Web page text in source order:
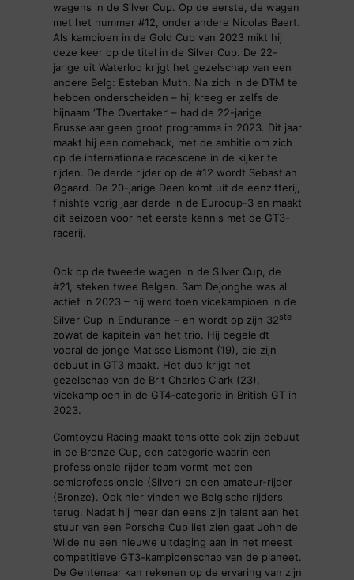
wagens in de Silver Cup. Op de eerste, de wagen
met het nummer #12, onder andere Nicolas Baert.
Als kampioen in de Gold Cup van 2023 mikt hij
deze keer op de titel in de Silver Cup. De 22-
jarige uit Waterloo krijgt het gezelschap van een
andere Belg: Esteban Muth. Na zich in de DTM te
hebben onderscheiden – hij kreeg er zelfs de
bijnaam ‘The Overtaker’ – had de 22-jarige
Brusselaar geen groot programma in 2023. Dit jaar
maakt hij een comeback, met de ambitie om zich
op de internationale racescene in de kijker te
rijden. De derde rijder op de #12 wordt Sebastian
Øgaard. De 20-jarige Deen komt uit de eenzitterij,
finishte vorig jaar derde in de Eurocup-3 en maakt
dit seizoen voor het eerste kennis met de GT3-
racerij.
Ook op de tweede wagen in de Silver Cup, de
#21, steken twee Belgen. Sam Dejonghe was al
actief in 2023 – hij werd toen vicekampioen in de
Silver Cup in Endurance – en wordt op zijn 32ste
zowat de kapitein van het trio. Hij begeleidt
vooral de jonge Matisse Lismont (19), die zijn
debuut in GT3 maakt. Het duo krijgt het
gezelschap van de Brit Charles Clark (23),
vicekampioen in de GT4-categorie in British GT in
2023.
Comtoyou Racing maakt tenslotte ook zijn debuut
in de Bronze Cup, een categorie waarin een
professionele rijder team vormt met een
semiprofessionele (Silver) en een amateur-rijder
(Bronze). Ook hier vinden we Belgische rijders
terug. Nadat hij meer dan eens zijn talent aan het
stuur van een Porsche Cup liet zien gaat John de
Wilde nu een nieuwe uitdaging aan in het meest
competitieve GT3-kampioenschap van de planeet.
De Gentenaar kan rekenen op de ervaring van zijn